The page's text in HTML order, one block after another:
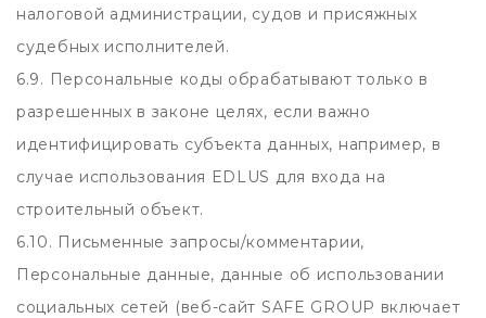
налоговой администрации, судов и присяжных
судебных исполнителей.
6.9. Персональные коды обрабатывают только в
разрешенных в законе целях, если важно
идентифицировать субъекта данных, например, в
случае использования EDLUS для входа на
строительный объект.
6.10. Письменные запросы/комментарии,
Персональные данные, данные об использовании
социальных сетей (веб-сайт SAFE GROUP включает